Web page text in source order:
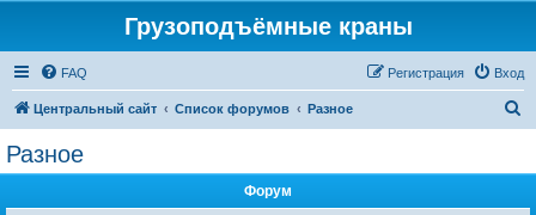
Грузоподъёмные краны
FAQ Вход
Регистрация
Центральный сайт Список форумов Разное
Разное
Форум